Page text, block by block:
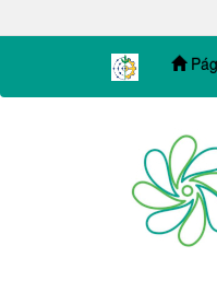
navigation